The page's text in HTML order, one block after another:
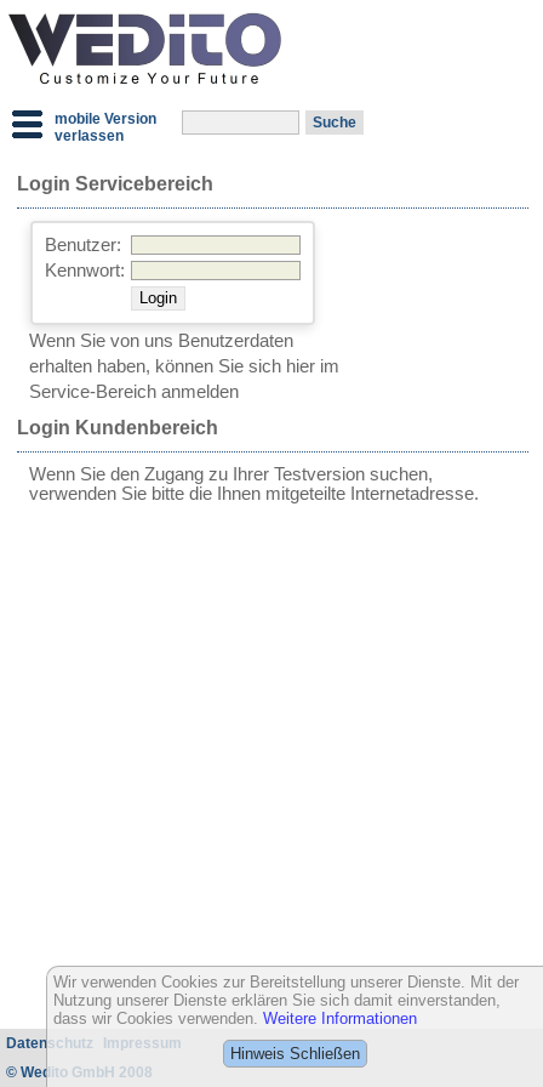
mobile Version
verlassen
Login Servicebereich
Benutzer:
Kennwort:
Wenn Sie von uns Benutzerdaten
erhalten haben, können Sie sich hier im
Service-Bereich anmelden
Login Kundenbereich
Wenn Sie den Zugang zu Ihrer Testversion suchen,
verwenden Sie bitte die Ihnen mitgeteilte Internetadresse.
Datenschutz
Impressum
© Wedito GmbH 2008
Wir verwenden Cookies zur Bereitstellung unserer Dienste. Mit der
Nutzung unserer Dienste erklären Sie sich damit einverstanden,
dass wir Cookies verwenden. Weitere Informationen
Hinweis Schließen